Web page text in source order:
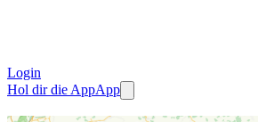
Login
Hol dir die AppApp